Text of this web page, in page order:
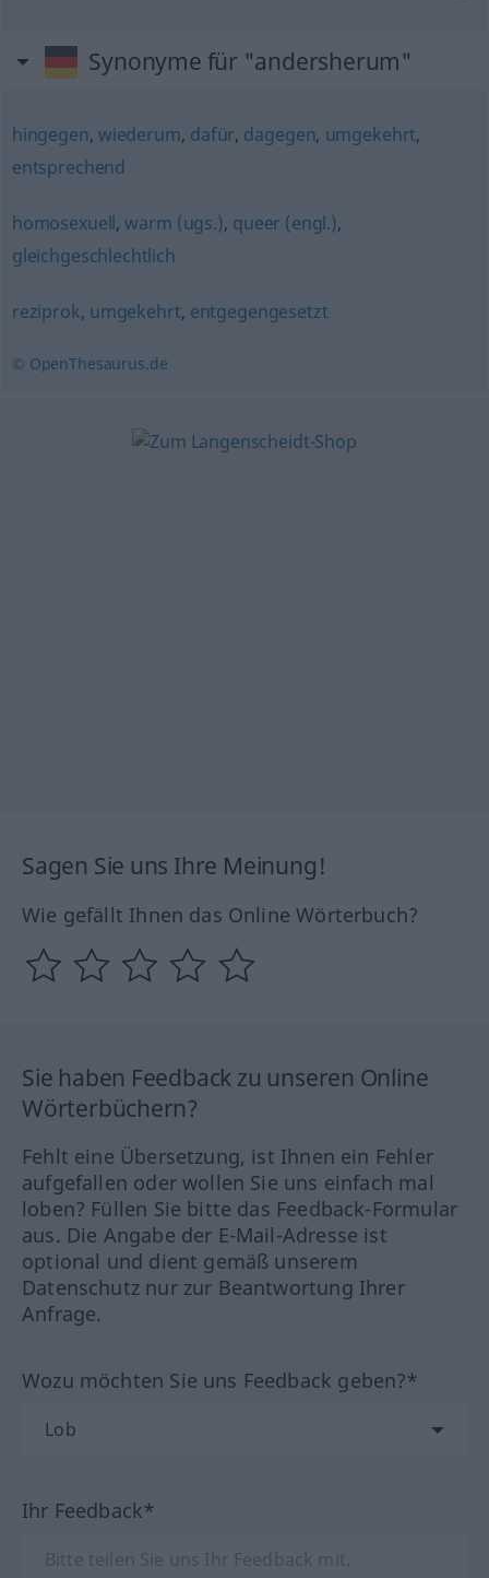
Synonyme für "andersherum"
hingegen, wiederum, dafür, dagegen, umgekehrt,
entsprechend
homosexuell,warm (ugs.), queer (engl.),
gleichgeschlechtlich
reziprok, umgekehrt, entgegengesetzt
© OpenThesaurus.de
Sagen Sie uns Ihre Meinung!
Wie gefällt Ihnen das Online Wörterbuch?
Sie haben Feedback zu unseren Online
Wörterbüchern?
Fehlt eine Übersetzung, ist Ihnen ein Fehler
aufgefallen oder wollen Sie uns einfach mal
loben? Füllen Sie bitte das Feedback-Formular
aus. Die Angabe der E-Mail-Adresse ist
optional und dient gemäß unserem
Datenschutz nur zur Beantwortung Ihrer
Anfrage.
Wozu möchten Sie uns Feedback geben?*
Ihr Feedback*